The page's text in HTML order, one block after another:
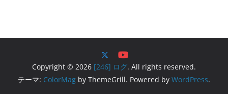
Copyright © 2026 [246] ログ. All rights reserved.
テーマ: ColorMag by ThemeGrill. Powered by WordPress.